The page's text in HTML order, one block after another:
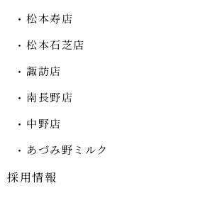
松本寿店
松本石芝店
諏訪店
南長野店
中野店
あづみ野ミルク
採用情報